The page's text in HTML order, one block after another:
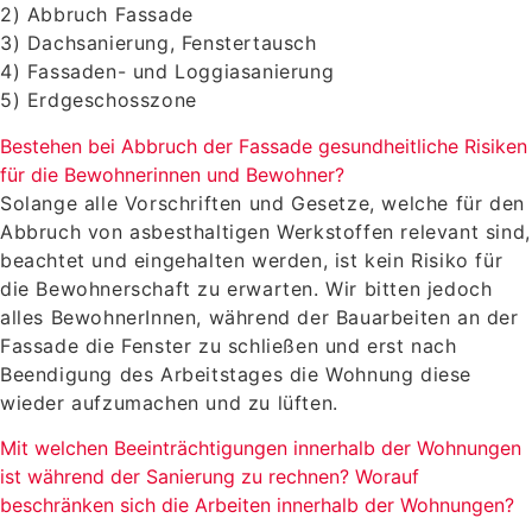
2) Abbruch Fassade
3) Dachsanierung, Fenstertausch
4) Fassaden- und Loggiasanierung
5) Erdgeschosszone
Bestehen bei Abbruch der Fassade gesundheitliche Risiken
für die Bewohnerinnen und Bewohner?
Solange alle Vorschriften und Gesetze, welche für den
Abbruch von asbesthaltigen Werkstoffen relevant sind,
beachtet und eingehalten werden, ist kein Risiko für
die Bewohnerschaft zu erwarten. Wir bitten jedoch
alles BewohnerInnen, während der Bauarbeiten an der
Fassade die Fenster zu schließen und erst nach
Beendigung des Arbeitstages die Wohnung diese
wieder aufzumachen und zu lüften.
Mit welchen Beeinträchtigungen innerhalb der Wohnungen
ist während der Sanierung zu rechnen? Worauf
beschränken sich die Arbeiten innerhalb der Wohnungen?